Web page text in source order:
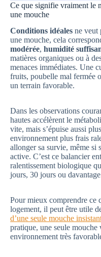
Ce que signifie vraiment le
une mouche
Conditions idéales ne veut
une mouche, cela
modérée, humidité
matières organiques ou à
menaces immédiates. Une
fruits, poubelle mal fermée
un terrain favorable.
Dans les observations
hautes accélèrent le
vite, mais s’épuise aussi
environnement plus frais
allonger sa survie, même si
active. C’est ce balancier
ralentissement biologique
jours, 30 jours ou
Pour mieux comprendre ce
logement, il peut être utile
d’une seule mouche
pratique, une seule
environnement très